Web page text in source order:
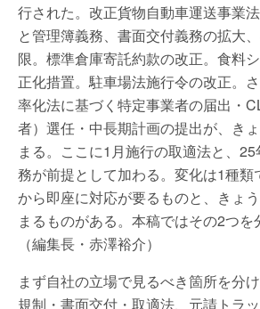
行された。改正貨物自動車運送事業
と管理簿義務、書面交付義務の拡大
限。標準倉庫寄託約款の改正。食料
正化措置。駐車場法施行令の改正。
率化法に基づく特定事業者の届出・
者）選任・中長期計画の提出が、き
まる。ここに1月施行の取適法と、
務が前提として加わる。変化は1種類
から即座に対応が要るものと、きょ
まるものがある。本稿ではその2つを
（編集長・赤澤裕介）
まず自社の立場で見るべき箇所を分
規制・書面交付・取適法、元請トラ